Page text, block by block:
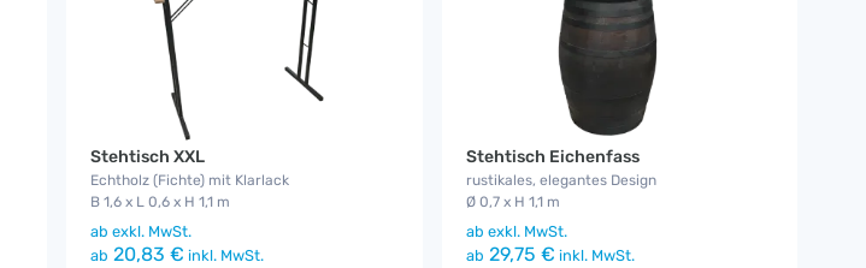
Stehtisch XXL
Echtholz (Fichte) mit Klarlack
B 1,6 x L 0,6 x H 1,1 m
ab exkl. MwSt.
ab 20,83 € inkl. MwSt.
Stehtisch Eichenfass
rustikales, elegantes Design
Ø 0,7 x H 1,1 m
ab exkl. MwSt.
ab 29,75 € inkl. MwSt.